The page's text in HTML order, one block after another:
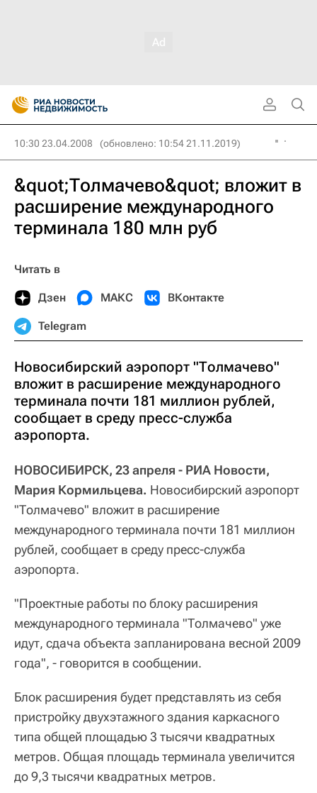
10:30 23.04.2008 (обновлено: 10:54 21.11.2019)
&quot;Толмачево&quot; вложит в
расширение международного
терминала 180 млн руб
Читать в
Дзен МАКС ВКонтакте
Telegram
Новосибирский аэропорт "Толмачево"
вложит в расширение международного
терминала почти 181 миллион рублей,
сообщает в среду пресс-служба
аэропорта.
НОВОСИБИРСК, 23 апреля - РИА Новости,
Мария Кормильцева. Новосибирский аэропорт
"Толмачево" вложит в расширение
международного терминала почти 181 миллион
рублей, сообщает в среду пресс-служба
аэропорта.
"Проектные работы по блоку расширения
международного терминала "Толмачево" уже
идут, сдача объекта запланирована весной 2009
года", - говорится в сообщении.
Блок расширения будет представлять из себя
пристройку двухэтажного здания каркасного
типа общей площадью 3 тысячи квадратных
метров. Общая площадь терминала увеличится
до 9,3 тысячи квадратных метров.